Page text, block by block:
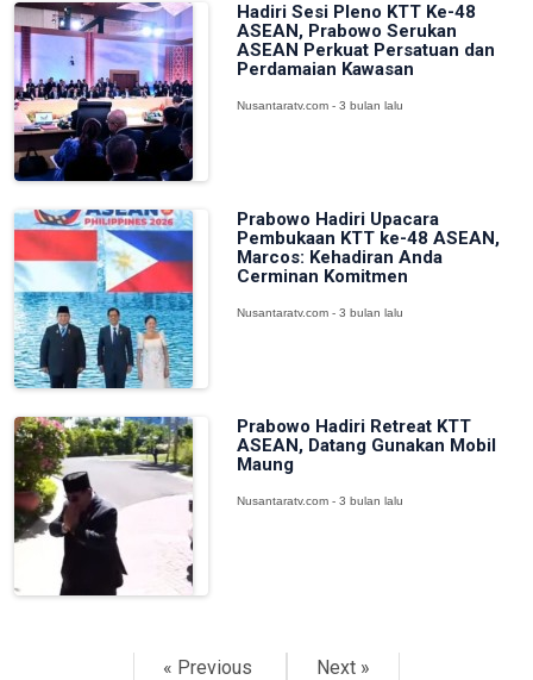
Hadiri Sesi Pleno KTT Ke-48
ASEAN, Prabowo Serukan
ASEAN Perkuat Persatuan dan
Perdamaian Kawasan
Nusantaratv.com - 3 bulan lalu
Prabowo Hadiri Upacara
Pembukaan KTT ke-48 ASEAN,
Marcos: Kehadiran Anda
Cerminan Komitmen
Nusantaratv.com - 3 bulan lalu
Prabowo Hadiri Retreat KTT
ASEAN, Datang Gunakan Mobil
Maung
Nusantaratv.com - 3 bulan lalu
« Previous Next »